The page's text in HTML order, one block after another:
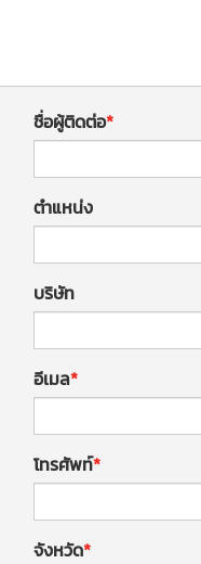
ชื่อผู้ติดต่อ
ตำแหน่ง
บริษัท
อีเมล
โทรศัพท์
จังหวัด